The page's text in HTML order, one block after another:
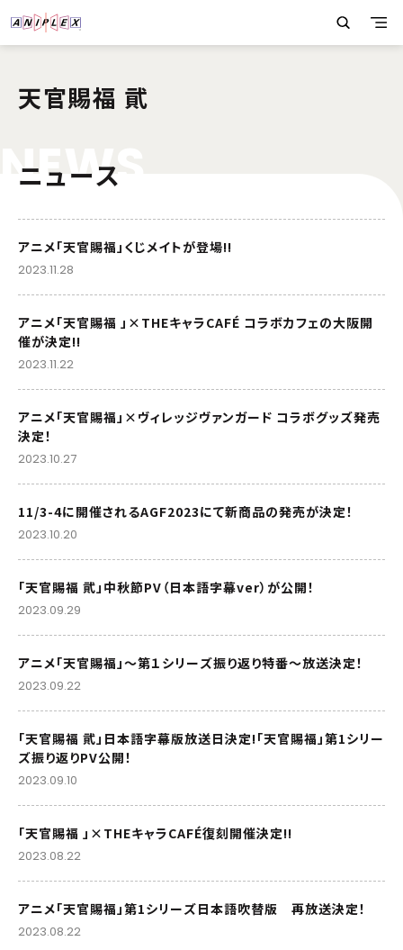
天官賜福 貮
NEWS
ニュース
アニメ「天官賜福」くじメイトが登場!!
2023.11.28
アニメ「天官賜福 」×THEキャラCAFÉ コラボカフェの大阪開
催が決定!!
2023.11.22
アニメ「天官賜福」×ヴィレッジヴァンガード コラボグッズ発売
決定！
2023.10.27
11/3-4に開催されるAGF2023にて新商品の発売が決定！
2023.10.20
「天官賜福 貮」中秋節PV（日本語字幕ver）が公開！
2023.09.29
アニメ「天官賜福」～第１シリーズ振り返り特番～放送決定！
2023.09.22
「天官賜福 貮」日本語字幕版放送日決定!「天官賜福」第1シリー
ズ振り返りPV公開！
2023.09.10
「天官賜福 」×THEキャラCAFÉ復刻開催決定!!
2023.08.22
アニメ「天官賜福」第1シリーズ日本語吹替版 再放送決定！
2023.08.22